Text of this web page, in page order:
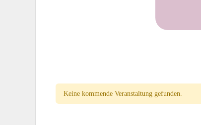
Keine kommende Veranstaltung gefunden.